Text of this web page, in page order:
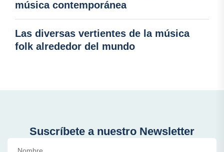
música contemporánea
Las diversas vertientes de la música
folk alrededor del mundo
Suscríbete a nuestro Newsletter